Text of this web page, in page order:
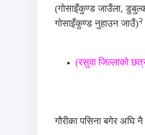
(गोसाइँकुण्ड जाउँला,
गोसाइँकुण्ड नुहाउन जाउँ)२
(रसुवा जिल्लाको
गौरीका पसिना बगेर अघि नै